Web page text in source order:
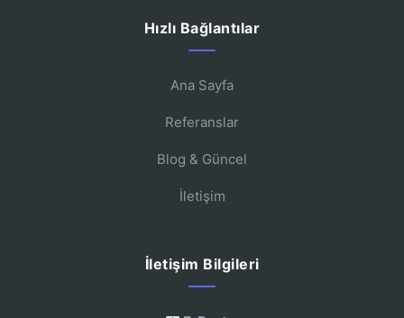
Hızlı Bağlantılar
Ana Sayfa
Referanslar
Blog & Güncel
İletişim
İletişim Bilgileri